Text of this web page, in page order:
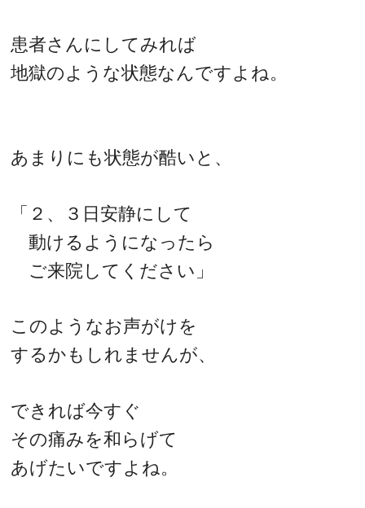
患者さんにしてみれば
地獄のような状態なんですよね。
あまりにも状態が酷いと、
「２、３日安静にして
動けるようになったら
ご来院してください」
このようなお声がけを
するかもしれませんが、
できれば今すぐ
その痛みを和らげて
あげたいですよね。